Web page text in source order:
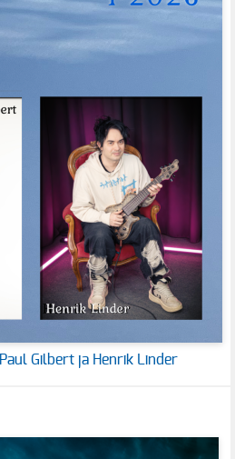
Gilbert ja Henrik Linder